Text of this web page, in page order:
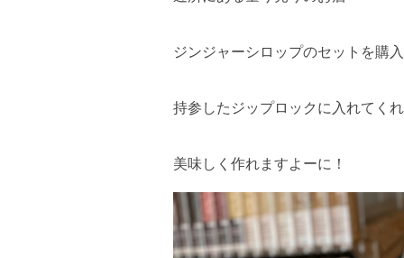
ジンジャーシロップのセットを購入
持参したジップロックに入れてく
美味しく作れますよーに！